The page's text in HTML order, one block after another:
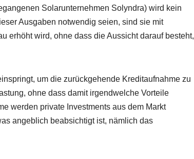
Solarunternehmen Solyndra) wird kein
Ausgaben notwendig seien, sind sie mit
erhöht wird, ohne dass die Aussicht darauf besteht,
um die zurückgehende Kreditaufnahme zu
ohne dass damit irgendwelche Vorteile
werden private Investments aus dem Markt
angeblich beabsichtigt ist, nämlich das